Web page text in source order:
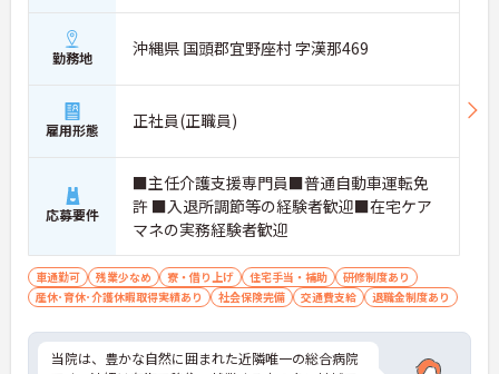
勤務地 沖縄県 国頭郡宜野座村 字漢那469
雇用形態 正社員(正職員)
応募要件
■主任介護支援専門員■普通自動車運転免
許 ■入退所調節等の経験者歓迎■在宅ケア
マネの実務経験者歓迎
車通勤可 残業少なめ 寮・借り上げ 住宅手当・補助
研修制度あり
産休･育休･介護休暇取得実績あり
社会保険完備 交通費支給 退職金制度あり
当院は、豊かな自然に囲まれた近隣唯一の総合病院